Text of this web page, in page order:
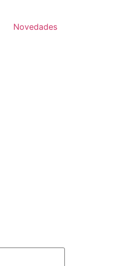
Novedades